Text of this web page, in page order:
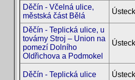
Děčín - Včelná ulice,
městská část Bělá
Děčín - Teplická ulice, u
továrny Stroj – Union na
pomezí Dolního
Oldřichova a Podmokel
Děčín - Teplická ulice